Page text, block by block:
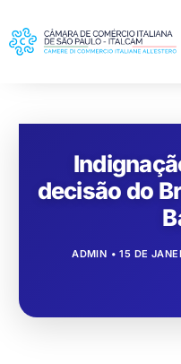
decisão do
ADMIN 15 DE